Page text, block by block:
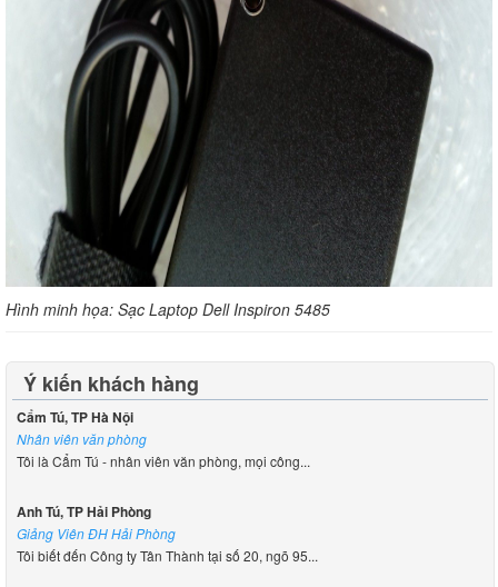
Hình minh họa: Sạc Laptop Dell Inspiron 5485
Ý kiến khách hàng
Cẩm Tú, TP Hà Nội
Nhân viên văn phòng
Tôi là Cẩm Tú - nhân viên văn phòng, mọi công...
Anh Tú, TP Hải Phòng
Giảng Viên ĐH Hải Phòng
Tôi biết đến Công ty Tân Thành tại số 20, ngõ 95...